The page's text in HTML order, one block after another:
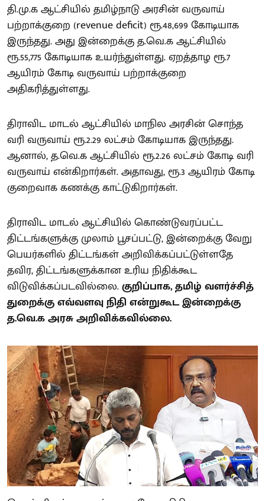
தி.மு.க ஆட்சியில் தமிழ்நாடு அரசின் வருவாய்
பற்றாக்குறை (revenue deficit) ரூ.48,699 கோடியாக
இருந்தது. அது இன்றைக்கு த.வெ.க ஆட்சியில்
ரூ.55,775 கோடியாக உயர்ந்துள்ளது. ஏறத்தாழ ரூ.7
ஆயிரம் கோடி வருவாய் பற்றாக்குறை
அதிகரித்துள்ளது.
திராவிட மாடல் ஆட்சியில் மாநில அரசின் சொந்த
வரி வருவாய் ரூ.2.29 லட்சம் கோடியாக இருந்தது.
ஆனால், த.வெ.க ஆட்சியில் ரூ.2.26 லட்சம் கோடி வரி
வருவாய் என்கிறார்கள். அதாவது, ரூ.3 ஆயிரம் கோடி
குறைவாக கணக்கு காட்டுகிறார்கள்.
திராவிட மாடல் ஆட்சியில் கொண்டுவரப்பட்ட
திட்டங்களுக்கு முலாம் பூசப்பட்டு, இன்றைக்கு வேறு
பெயர்களில் திட்டங்கள் அறிவிக்கப்பட்டுள்ளதே
தவிர, திட்டங்களுக்கான உரிய நிதிக்கூட
விடுவிக்கப்படவில்லை.குறிப்பாக, தமிழ் வளர்ச்சித்
துறைக்கு எவ்வளவு நிதி என்றுகூட இன்றைக்கு
த.வெ.க அரசு அறிவிக்கவில்லை.